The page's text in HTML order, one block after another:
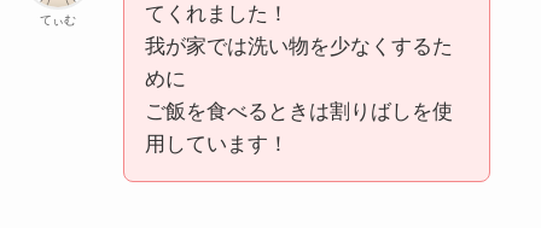
てぃむ
てくれました！
我が家では洗い物を少なくするた
めに
ご飯を食べるときは割りばしを使
用しています！